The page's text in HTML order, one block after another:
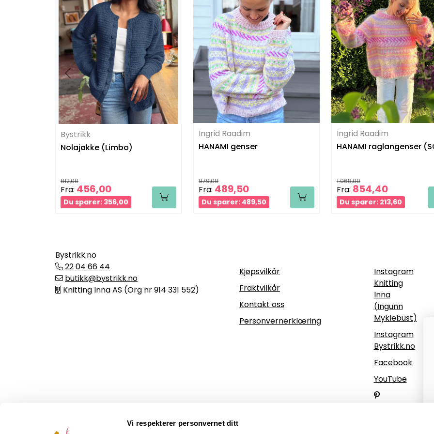
Vi respekterer personvernet ditt
Bystrikk
Nolajakke (Limbo)
812,00
Fra: 456,00
Du sparer: 356,00
Ingrid Raadim
HANAMI genser
979,00
Fra: 489,50
Du sparer: 489,50
Ingrid Raadim
HANAMI raglangenser
1.068,00
Fra: 854,40
Du sparer: 213,60
Bystrikk.no
22 04 66 44
butikk@bystrikk.no
Knitting Inna AS (Org nr 914 331 552)
Kjøpsvilkår
Fraktvilkår
Kontakt oss
Personvernerklæring
Instagram
Knitting
Inna
(Ingunn
Myklebust)
Instagram
Bystrikk.no
Facebook
YouTube